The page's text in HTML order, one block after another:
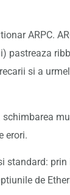
ARPC.
pastreaza
si a
erori.
standard:
de